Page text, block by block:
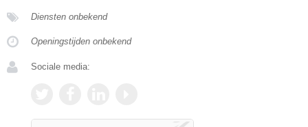
Diensten onbekend
Openingstijden onbekend
Sociale media: